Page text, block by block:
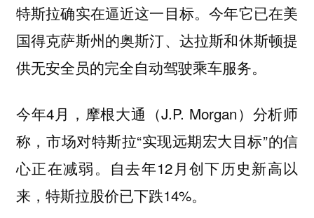
特斯拉确实在逼近这一目标。今年它已在美
国得克萨斯州的奥斯汀、达拉斯和休斯顿提
供无安全员的完全自动驾驶乘车服务。
今年4月，摩根大通（J.P. Morgan）分析师
称，市场对特斯拉“实现远期宏大目标”的信
心正在减弱。自去年12月创下历史新高以
来，特斯拉股价已下跌14%。